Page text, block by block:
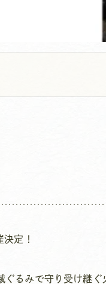
定！
るみで守り受け継ぐ